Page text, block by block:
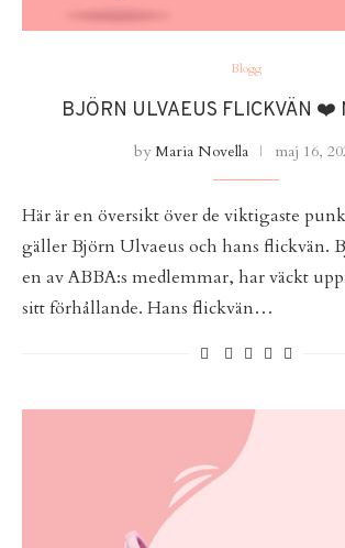
Blogg
BJÖRN ULVAEUS FLICKVÄN ❤️
byMaria Novella maj 16,
Här är en översikt över de viktigaste
gäller Björn Ulvaeus och hans flickvän.
en av ABBA:s medlemmar, har väckt
sitt förhållande. Hans flickvän…